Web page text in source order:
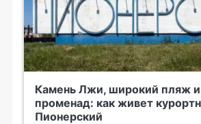
Камень Лжи, широкий пляж
променад: как живет
Пионерский